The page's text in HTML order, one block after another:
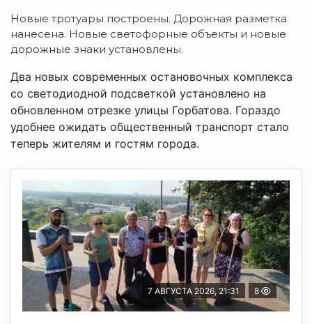
Новые тротуары построены. Дорожная разметка
нанесена. Новые светофорные объекты и новые
дорожные знаки установлены.
Два новых современных остановочных комплекса
со светодиодной подсветкой установлено на
обновленном отрезке улицы Горбатова. Гораздо
удобнее ожидать общественный транспорт стало
теперь жителям и гостям города.
7 АВГУСТА 2026, 21:31 8